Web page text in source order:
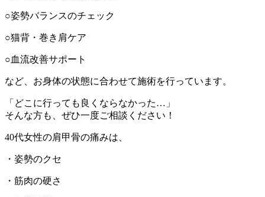
○姿勢バランスのチェック
○猫背・巻き肩ケア
○血流改善サポート
など、お身体の状態に合わせて施術を行っています。
「どこに行っても良くならなかった…」
そんな方も、ぜひ一度ご相談ください！
40代女性の肩甲骨の痛みは、
・姿勢のクセ
・筋肉の硬さ